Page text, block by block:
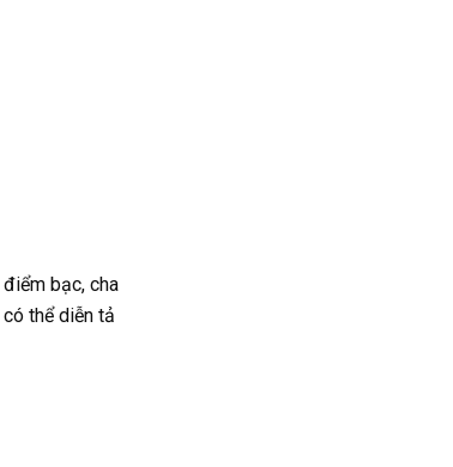
bạc, cha
thể diễn tả